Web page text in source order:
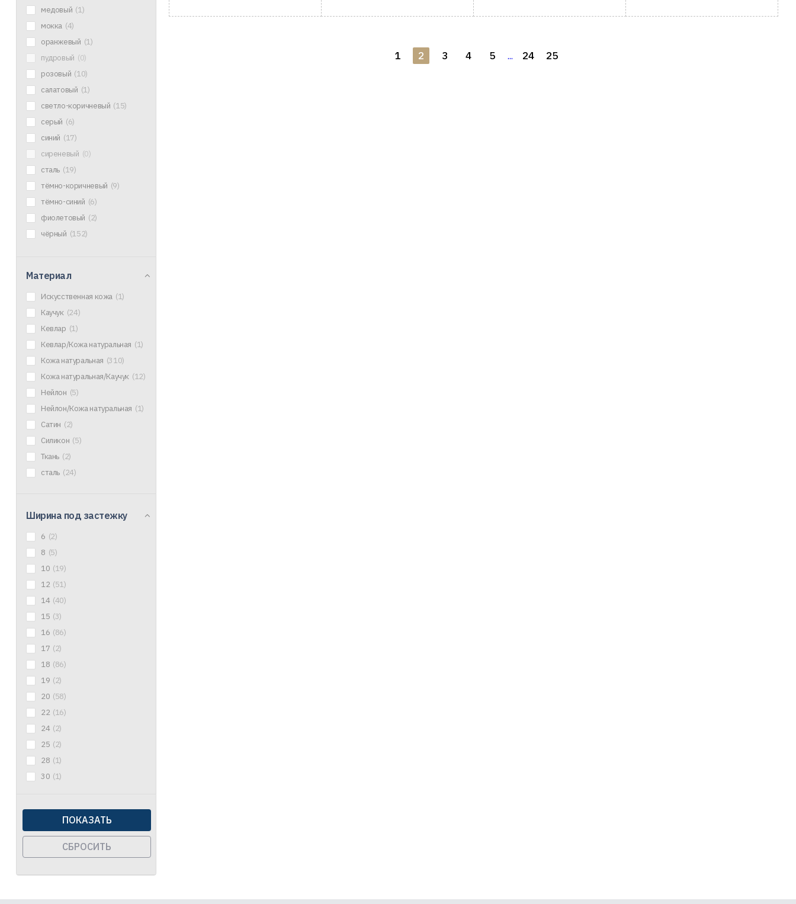
медовый (1)
мокка (4)
оранжевый (1)
пудровый (0)
розовый (10)
салатовый (1)
светло-коричневый (15)
серый (6)
синий (17)
сиреневый (0)
сталь (19)
тёмно-коричневый (9)
тёмно-синий (6)
фиолетовый (2)
чёрный (152)
Материал
Искусственная кожа (1)
Каучук (24)
Кевлар (1)
Кевлар/Кожа натуральная (1)
Кожа натуральная (310)
Кожа натуральная/Каучук (12)
Нейлон (5)
Нейлон/Кожа натуральная (1)
Сатин (2)
Силикон (5)
Ткань (2)
сталь (24)
Ширина под застежку
6 (2)
8 (5)
10 (19)
12 (51)
14 (40)
15 (3)
16 (86)
17 (2)
18 (86)
19 (2)
20 (58)
22 (16)
24 (2)
25 (2)
28 (1)
30 (1)
ПОКАЗАТЬ
СБРОСИТЬ
1 2 3 4 5 ... 24 25